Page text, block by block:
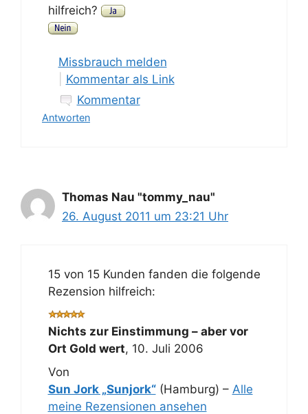
hilfreich?
Missbrauch melden
Kommentar als Link
Kommentar
Antworten
Thomas Nau "tommy_nau"
26. August 2011 um 23:21 Uhr
15 von 15 Kunden fanden die folgende
Rezension hilfreich:
Nichts zur Einstimmung – aber vor
Ort Gold wert, 10. Juli 2006
Von
Sun Jork „Sunjork“(Hamburg) – Alle
meine Rezensionen ansehen